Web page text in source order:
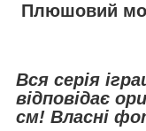
Плюшовий
Вся серія
відповідає
см! Власні